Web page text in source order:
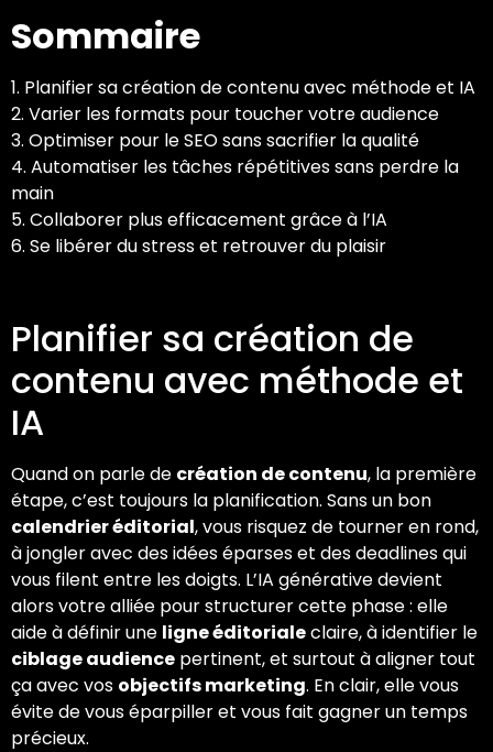
Sommaire
1. Planifier sa création de contenu avec méthode et IA
2. Varier les formats pour toucher votre audience
3. Optimiser pour le SEO sans sacrifier la qualité
4. Automatiser les tâches répétitives sans perdre la
main
5. Collaborer plus efficacement grâce à l’IA
6. Se libérer du stress et retrouver du plaisir
Planifier sa création de
contenu avec méthode et
IA
Quand on parle de création de contenu, la première
étape, c’est toujours la planification. Sans un bon
calendrier éditorial, vous risquez de tourner en rond,
à jongler avec des idées éparses et des deadlines qui
vous filent entre les doigts. L’IA générative devient
alors votre alliée pour structurer cette phase : elle
aide à définir une ligne éditorialeclaire, à identifier le
ciblage audience pertinent, et surtout à aligner tout
ça avec vos objectifs marketing. En clair, elle vous
évite de vous éparpiller et vous fait gagner un temps
précieux.